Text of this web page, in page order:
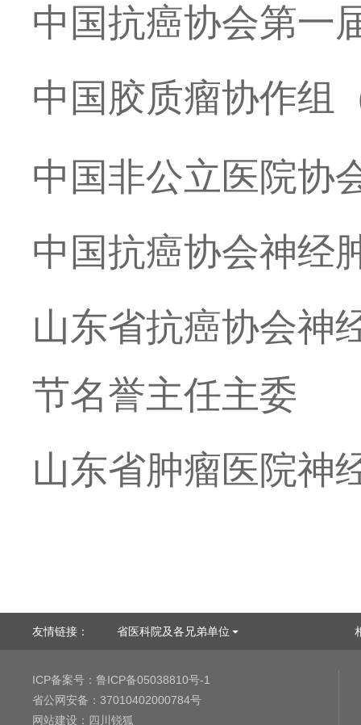
中国抗癌协会第一
中国胶质瘤协作组
中国非公立医院协
中国抗癌协会神经
山东省抗癌协会神
节名誉主任主委
山东省肿瘤医院神
友情链接： 省医科院及各兄弟单位
ICP备案号： 鲁ICP备05038810号-1
省公网安备： 37010402000784号
网站建设 ： 四川锐狐